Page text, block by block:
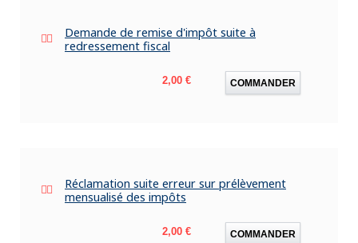
Demande de remise d'impôt suite à
redressement fiscal
Prix
2,00 € COMMANDER
Réclamation suite erreur sur prélèvement
mensualisé des impôts
Prix
2,00 € COMMANDER